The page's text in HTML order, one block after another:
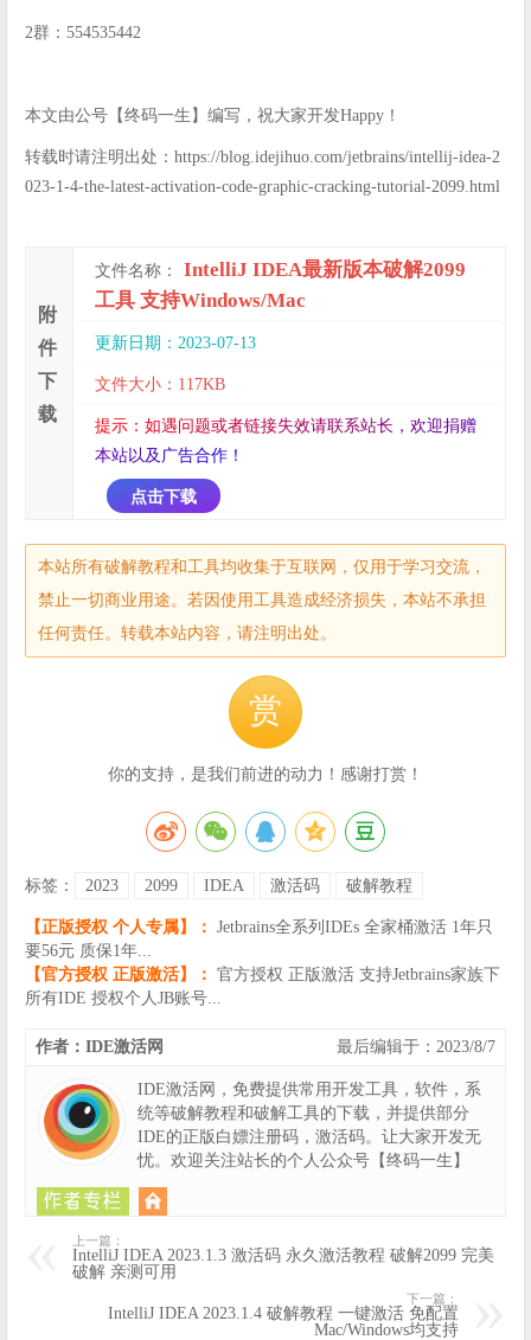
2群：554535442
本文由公号【终码一生】编写，祝大家开发Happy！
转载时请注明出处：https://blog.idejihuo.com/jetbrains/intellij-idea-2
023-1-4-the-latest-activation-code-graphic-cracking-tutorial-2099.html
附
件
下
载
文件名称：
IntelliJ IDEA最新版本破解2099
工具 支持Windows/Mac
更新日期：2023-07-13
文件大小：117KB
提示 ：如遇问题或者链接失效请联系站长 ，欢迎捐赠
本站以及 广告合作 ！
点击下载
本站所有破解教程和工具均收集于互联网，仅用于学习交流，
禁止一切商业用途。若因使用工具造成经济损失，本站不承担
任何责任。转载本站内容，请注明出处。
赏
你的支持，是我们前进的动力！感谢打赏！
标签： 2023 2099 IDEA 激活码 破解教程
【正版授权 个人专属】： Jetbrains全系列IDEs 全家桶激活 1年只
要56元 质保1年...
【官方授权 正版激活】： 官方授权 正版激活 支持Jetbrains家族下
所有IDE 授权个人JB账号...
最后编辑于：2023/8/7
作者：IDE激活网
IDE激活网，免费提供常用开发工具，软件，系
统等破解教程和破解工具的下载，并提供部分
IDE的正版白嫖注册码，激活码。让大家开发无
忧。欢迎关注站长的个人公众号【终码一生】
上一篇：
IntelliJ IDEA 2023.1.3 激活码 永久激活教程 破解2099 完美
破解 亲测可用
下一篇：
IntelliJ IDEA 2023.1.4 破解教程 一键激活 免配置
Mac/Windows均支持